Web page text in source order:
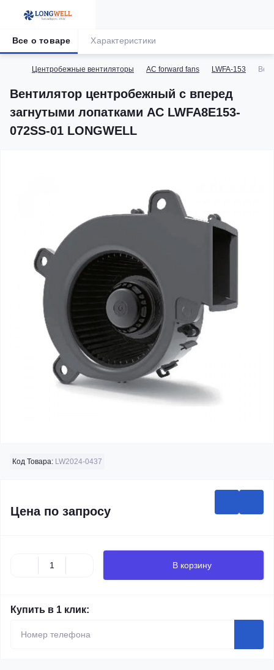
Центробежные вентиляторы AC forward fans LWFA-153
Вентилятор центробежный с вперед
загнутыми лопатками AC LWFA8E153-
072SS-01 LONGWELL
Все о товаре Характеристики
Код Товара: LW2024-0437
Цена по запросу
В корзину
Купить в 1 клик: